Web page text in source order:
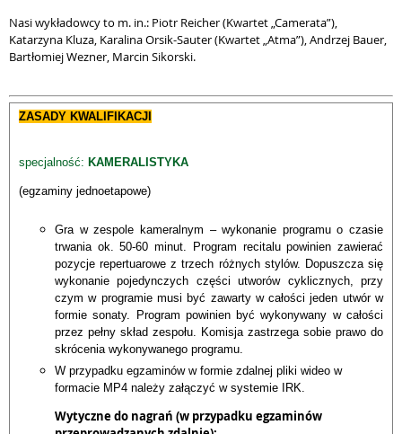
Nasi wykładowcy to m. in.: Piotr Reicher (Kwartet „Camerata”),
Katarzyna Kluza, Karalina Orsik-Sauter (Kwartet „Atma”), Andrzej Bauer,
Bartłomiej Wezner, Marcin Sikorski.
ZASADY KWALIFIKACJI
specjalność: KAMERALISTYKA
(egzaminy jednoetapowe)
Gra w zespole kameralnym – wykonanie programu o czasie
trwania ok. 50-60 minut. Program recitalu powinien zawierać
pozycje repertuarowe z trzech różnych stylów. Dopuszcza się
wykonanie pojedynczych części utworów cyklicznych, przy
czym w programie musi być zawarty w całości jeden utwór w
formie sonaty. Program powinien być wykonywany w całości
przez pełny skład zespołu. Komisja zastrzega sobie prawo do
skrócenia wykonywanego programu.
W przypadku egzaminów w formie zdalnej pliki wideo w
formacie MP4 należy załączyć w systemie IRK.
Wytyczne do nagrań (w przypadku egzaminów